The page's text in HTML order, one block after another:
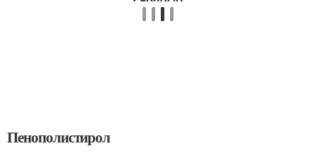
Пенополистирол